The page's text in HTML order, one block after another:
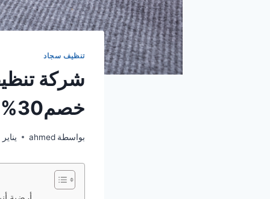
تنظيف سجاد
شركة
خصم30%
بواسطة ahmed يناير 22, 2026